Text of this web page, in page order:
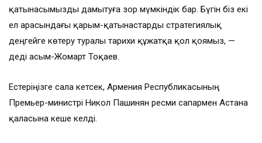
қатынасымызды дамытуға зор мүмкіндік бар. Бүгін біз екі
ел арасындағы қарым-қатынастарды стратегиялық
деңгейге көтеру туралы тарихи құжатқа қол қоямыз, —
деді Қасым-Жомарт Тоқаев.
Естеріңізге сала кетсек, Армения Республикасының
Премьер-министрі Никол Пашинян ресми сапармен Астана
қаласына кеше келді.